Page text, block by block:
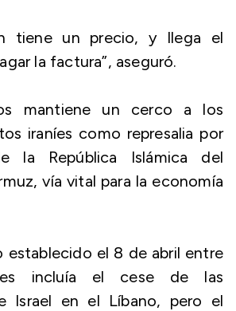
tiene un precio, y llega el
la factura”, aseguró.
mantiene un cerco a los
iraníes como represalia por
la República Islámica del
vía vital para la economía
establecido el 8 de abril entre
incluía el cese de las
Israel en el Líbano, pero el